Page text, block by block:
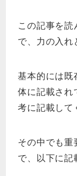
この記事を
で、力の入れ
基本的には既
体に記載され
考に記載して
その中でも重
で、以下に記